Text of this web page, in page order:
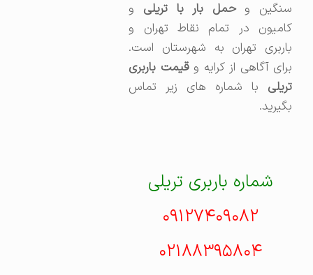
سنگین و حمل بار با تریلیو
کامیون در تمام نقاط تهران و
باربری تهران به شهرستان است.
برای آگاهی از کرایه وقیمت باربری
تریلیبا شماره های زیر تماس
بگیرید.
شماره باربری تریلی
۰۹۱۲۷۴۰۹۰۸۲
۰۲۱۸۸۳۹۵۸۰۴